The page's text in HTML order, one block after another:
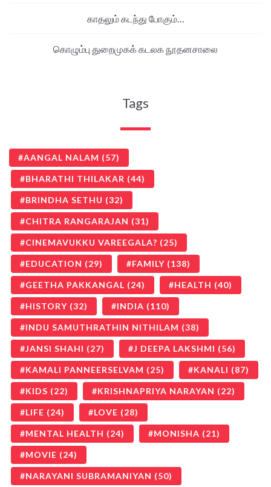
காதலும் கடந்து போகும்…
கொழும்பு துறைமுகக் கடலக நூதனசாலை
Tags
AANGAL NALAM (57)
BHARATHI THILAKAR (44)
BRINDHA SETHU (32)
CHITRA RANGARAJAN (31)
CINEMAVUKKU VAREEGALA? (25)
EDUCATION (29) FAMILY (138)
GEETHA PAKKANGAL (24) HEALTH (40)
HISTORY (32) INDIA (110)
INDU SAMUTHRATHIN NITHILAM (38)
JANSI SHAHI (27) J DEEPA LAKSHMI (56)
KAMALI PANNEERSELVAM (25) KANALI (87)
KIDS (22) KRISHNAPRIYA NARAYAN (22)
LIFE (24) LOVE (28)
MENTAL HEALTH (24) MONISHA (21)
MOVIE (24)
NARAYANI SUBRAMANIYAN (50)